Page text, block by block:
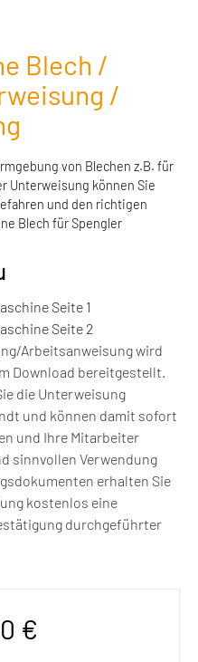
Blech /
/
von Blechen z.B. für
Unterweisung können Sie
und den richtigen
Blech für Spengler
Seite 1
Seite 2
Arbeitsanweisung wird
Download bereitgestellt.
die Unterweisung
und können damit sofort
und Ihre Mitarbeiter
sinnvollen Verwendung
erhalten Sie
kostenlos eine
durchgeführter
€